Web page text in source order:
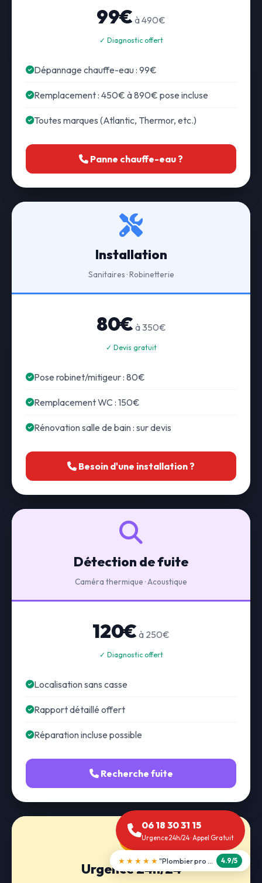
99€ à 490€
✓ Diagnostic offert
Dépannage chauffe-eau : 99€
Remplacement : 450€ à 890€ pose incluse
Toutes marques (Atlantic, Thermor, etc.)
Panne chauffe-eau ?
Installation
Sanitaires · Robinetterie
80€ à 350€
✓ Devis gratuit
Pose robinet/mitigeur : 80€
Remplacement WC : 150€
Rénovation salle de bain : sur devis
Besoin d'une installation ?
Détection de fuite
Caméra thermique · Acoustique
120€ à 250€
✓ Diagnostic offert
Localisation sans casse
Rapport détaillé offert
Réparation incluse possible
Recherche fuite
Urgence 24h/24
06 18 30 31 15
Urgence 24h/24 · Appel Gratuit
★★★★★ "Débouchage WC en 30 min" 5.0/5